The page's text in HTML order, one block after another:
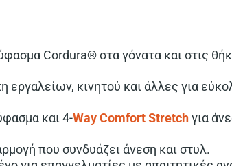
Cordura® στα γόνατα και στις
εργαλείων, κινητού και άλλες για
και 4-Way Comfort Stretchγια
που συνδυάζει άνεση και στυλ.